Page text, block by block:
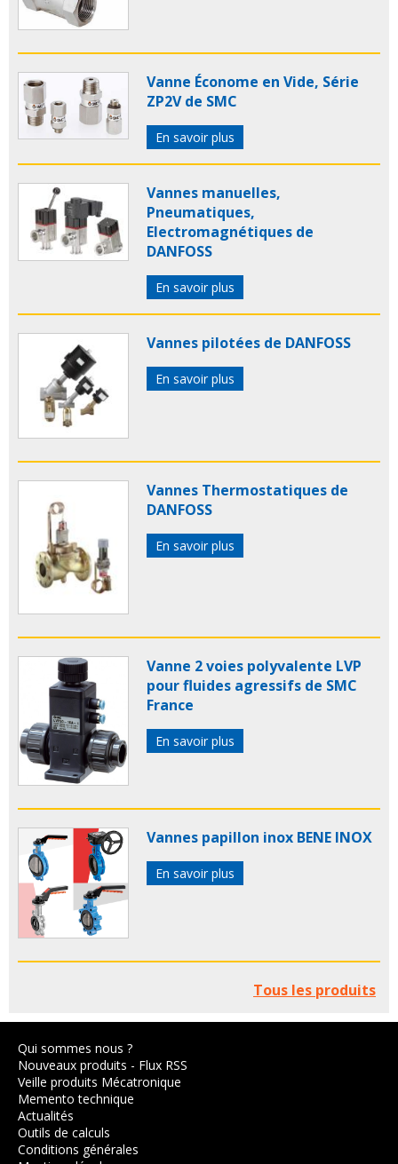
Vanne Économe en Vide, Série
ZP2V de SMC
En savoir plus
Vannes manuelles,
Pneumatiques,
Electromagnétiques de
DANFOSS
En savoir plus
Vannes pilotées de DANFOSS
En savoir plus
Vannes Thermostatiques de
DANFOSS
En savoir plus
Vanne 2 voies polyvalente LVP
pour fluides agressifs de SMC
France
En savoir plus
Vannes papillon inox BENE INOX
En savoir plus
Tous les produits
Qui sommes nous ?
Nouveaux produits - Flux RSS
Veille produits Mécatronique
Memento technique
Actualités
Outils de calculs
Conditions générales